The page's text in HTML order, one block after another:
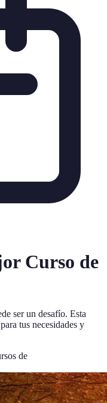
Curso de
ser un desafío. Esta
tus necesidades y
de